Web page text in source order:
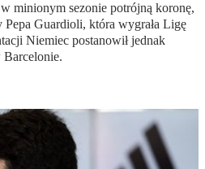
minionym sezonie potrójną koronę,
Guardioli, która wygrała Ligę
Niemiec postanowił jednak